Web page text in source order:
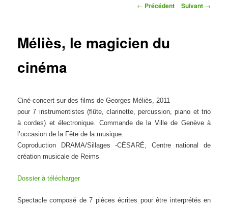
Navigation
← Précédent Suivant →
Méliès, le magicien du
cinéma
Ciné-concert sur des films de Georges Méliès, 2011
pour 7 instrumentistes (flûte, clarinette, percussion, piano et trio
à cordes) et électronique. Commande de la Ville de Genève à
l’occasion de la Fête de la musique.
Coproduction DRAMA/Sillages -CÉSARÉ, Centre national de
création musicale de Reims
Dossier à télécharger
Spectacle composé de 7 pièces écrites pour être interprétés en